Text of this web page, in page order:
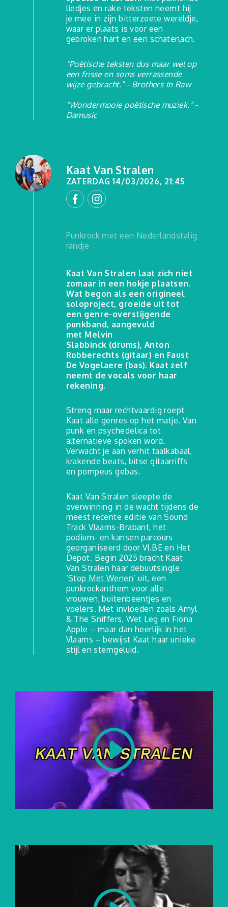
liedjes en rake teksten neemt hij
je mee in zijn bitterzoete wereldje,
waar er plaats is voor een
gebroken hart en een schaterlach.
“Poëtische teksten dus maar wel op
een frisse en soms verrassende
wijze gebracht.” - Brothers In Raw
“Wondermooie poëtische muziek.” -
Damusic
Kaat Van Stralen
ZATERDAG 14/03/2026, 21:45
Punkrock met een Nederlandstalig
randje
Kaat Van Stralen laat zich niet
zomaar in een hokje plaatsen.
Wat begon als een origineel
soloproject, groeide uit tot
een genre-overstijgende
punkband, aangevuld
met Melvin
Slabbinck (drums), Anton
Robberechts (gitaar) en Faust
De Vogelaere (bas). Kaat zelf
neemt de vocals voor haar
rekening.
Streng maar rechtvaardig roept
Kaat alle genres op het matje. Van
punk en psychedelica tot
alternatieve spoken word.
Verwacht je aan verhit taalkabaal,
krakende beats, bitse gitaarriffs
en pompeus gebas.
Kaat Van Stralen sleepte de
overwinning in de wacht tijdens de
meest recente editie van Sound
Track Vlaams-Brabant, het
podium- en kansen parcours
georganiseerd door VI.BE en Het
Depot. Begin 2025 bracht Kaat
Van Stralen haar debuutsingle
‘Stop Met Wenen’ uit, een
punkrockanthem voor alle
vrouwen, buitenbeentjes en
voelers. Met invloeden zoals Amyl
& The Sniffers, Wet Leg en Fiona
Apple – maar dan heerlijk in het
Vlaams – bewijst Kaat haar unieke
stijl en stemgeluid.